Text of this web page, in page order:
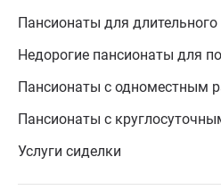
Пансионаты для
Недорогие пансионаты для
Пансионаты с одноместным
Пансионаты с
Услуги сиделки